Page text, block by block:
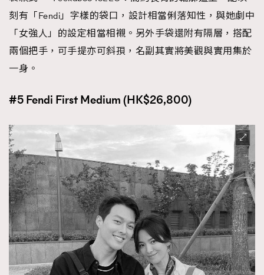
刻有「Fendi」字樣的袋口，設計相當俐落知性，與她劇中
「女強人」的設定相當相襯。另外手袋還附有隔層，搭配
兩個把手，可手提亦可斜孭，名副其實將美觀與實用集於
一身。
#5 Fendi First Medium (HK$26,800)